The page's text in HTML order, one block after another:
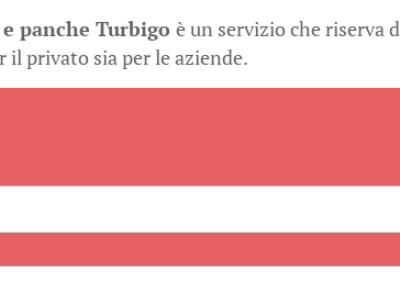
panche Turbigoè un servizio che riserva
il privato sia per le aziende.